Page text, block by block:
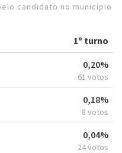
candidato no município
1º turno
0,20%
61 votos
0,18%
8 votos
0,04%
24 votos